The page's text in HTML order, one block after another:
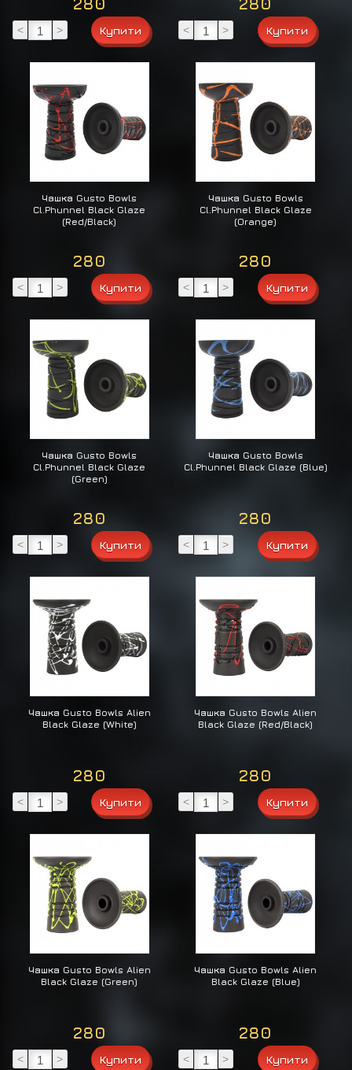
< > < >
Чашка Gusto Bowls
Cl.Phunnel Black Glaze
(Red/Black)
280
< >
Чашка Gusto Bowls
Cl.Phunnel Black Glaze
(Orange)
280
< >
Чашка Gusto Bowls
Cl.Phunnel Black Glaze
(Green)
280
< >
Чашка Gusto Bowls
Cl.Phunnel Black Glaze (Blue)
280
< >
Чашка Gusto Bowls Alien
Black Glaze (White)
280
< >
Чашка Gusto Bowls Alien
Black Glaze (Red/Black)
280
< >
Чашка Gusto Bowls Alien
Black Glaze (Green)
280
< >
Чашка Gusto Bowls Alien
Black Glaze (Blue)
280
< >